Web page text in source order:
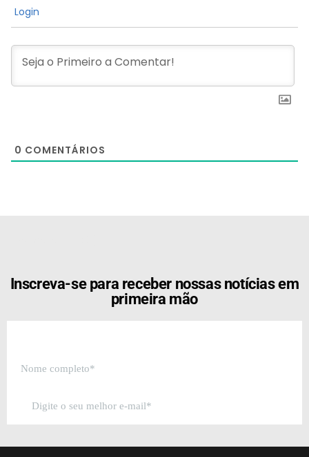
Login
0 COMENTÁRIOS
Inscreva-se para receber nossas notícias em
primeira mão